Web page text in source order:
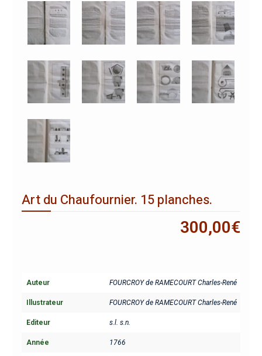
Art du Chaufournier. 15 planches.
300,00€
Auteur FOURCROY de RAMECOURT Charles-René
Illustrateur FOURCROY de RAMECOURT Charles-René
Editeur s.l. s.n.
Année 1766